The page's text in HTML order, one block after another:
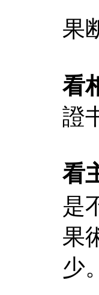
果
看
證
看
是
果
少。